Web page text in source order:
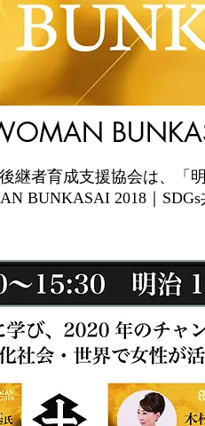
継者育成支援協会は、「
BUNKASAI 2018｜